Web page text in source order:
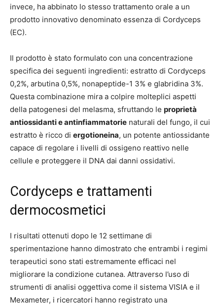
invece, ha abbinato lo stesso trattamento orale a un
prodotto innovativo denominato essenza di Cordyceps
(EC).
Il prodotto è stato formulato con una concentrazione
specifica dei seguenti ingredienti: estratto di Cordyceps
0,2%, arbutina 0,5%, nonapeptide-1 3% e glabridina 3%.
Questa combinazione mira a colpire molteplici aspetti
della patogenesi del melasma, sfruttando le proprietà
antiossidanti e antinfiammatorie naturali del fungo, il cui
estratto è ricco di ergotioneina, un potente antiossidante
capace di regolare i livelli di ossigeno reattivo nelle
cellule e proteggere il DNA dai danni ossidativi.
Cordyceps e trattamenti
dermocosmetici
I risultati ottenuti dopo le 12 settimane di
sperimentazione hanno dimostrato che entrambi i regimi
terapeutici sono stati estremamente efficaci nel
migliorare la condizione cutanea. Attraverso l’uso di
strumenti di analisi oggettiva come il sistema VISIA e il
Mexameter, i ricercatori hanno registrato una